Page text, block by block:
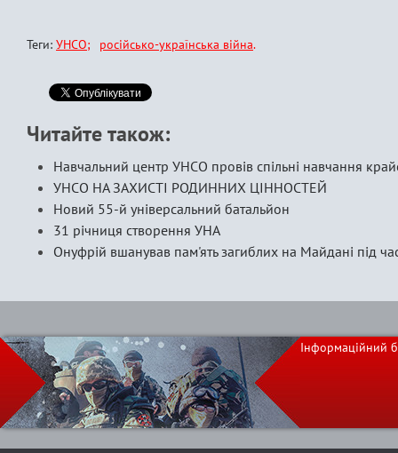
Теги: УНСО російсько-українська війна
Читайте також:
Навчальний центр УНСО провів спільні навчання
УНСО НА ЗАХИСТІ РОДИННИХ ЦІННОСТЕЙ
Новий 55-й універсальний батальйон
31 річниця створення УНА
Онуфрій вшанував пам'ять загиблих на Майдані під
Інформаційний